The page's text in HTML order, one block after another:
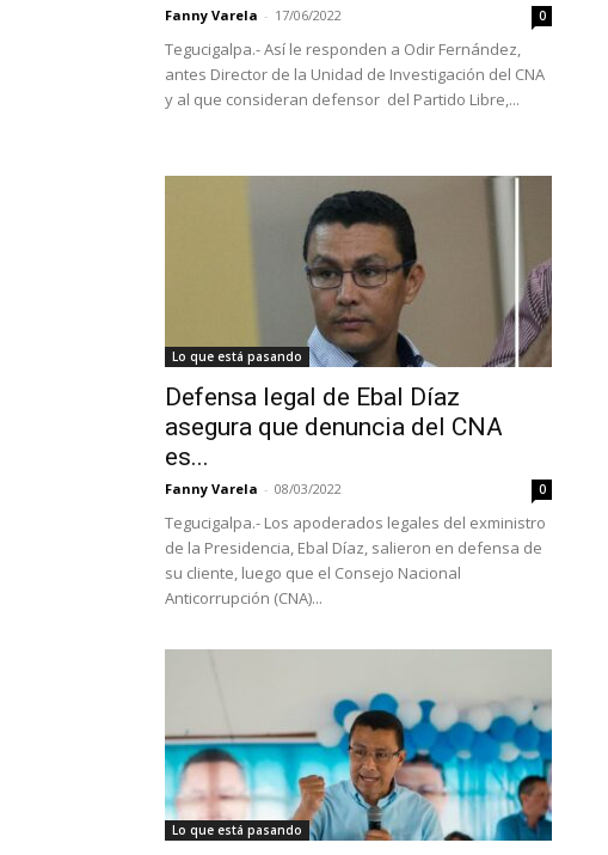
Fanny Varela - 17/06/2022 0
Tegucigalpa.- Así le responden a Odir Fernández,
antes Director de la Unidad de Investigación del CNA
y al que consideran defensor del Partido Libre,...
Lo que está pasando
Defensa legal de Ebal Díaz
asegura que denuncia del CNA
es...
Fanny Varela - 08/03/2022 0
Tegucigalpa.- Los apoderados legales del exministro
de la Presidencia, Ebal Díaz, salieron en defensa de
su cliente, luego que el Consejo Nacional
Anticorrupción (CNA)...
Lo que está pasando